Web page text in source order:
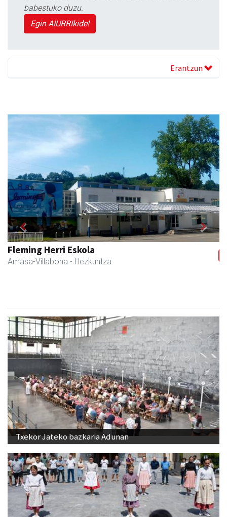
babestuko duzu.
Egin AIURRIkide!
Erantzun
Fleming Herri Eskola
Amasa-Villabona - Hezkuntza
Previous Next
Txekor Jateko bazkaria Adunan